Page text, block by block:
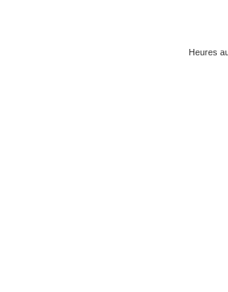
Heures